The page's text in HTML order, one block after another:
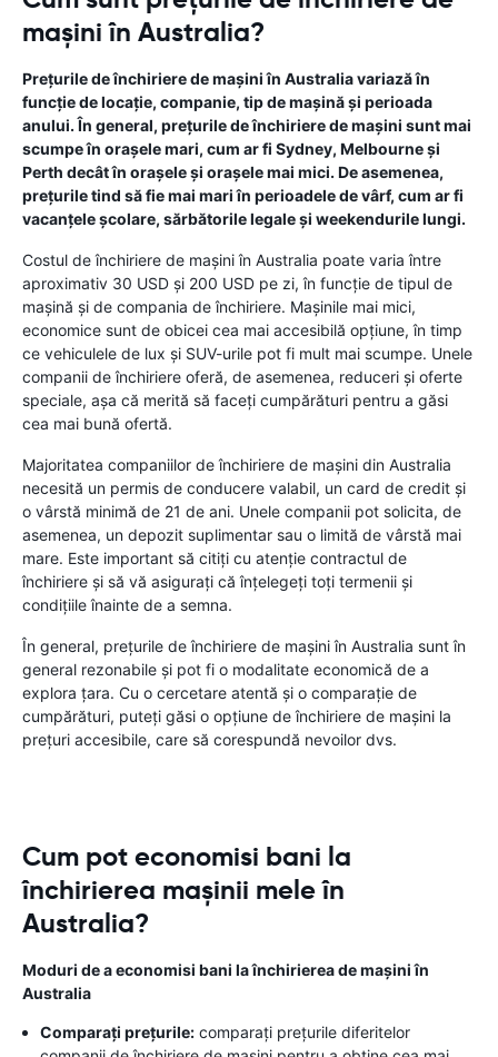
mașini în Australia?
Prețurile de închiriere de mașini în Australia variază în
funcție de locație, companie, tip de mașină și perioada
anului. În general, prețurile de închiriere de mașini sunt mai
scumpe în orașele mari, cum ar fi Sydney, Melbourne și
Perth decât în ​​orașele și orașele mai mici. De asemenea,
prețurile tind să fie mai mari în perioadele de vârf, cum ar fi
vacanțele școlare, sărbătorile legale și weekendurile lungi.
Costul de închiriere de mașini în Australia poate varia între
aproximativ 30 USD și 200 USD pe zi, în funcție de tipul de
mașină și de compania de închiriere. Mașinile mai mici,
economice sunt de obicei cea mai accesibilă opțiune, în timp
ce vehiculele de lux și SUV-urile pot fi mult mai scumpe. Unele
companii de închiriere oferă, de asemenea, reduceri și oferte
speciale, așa că merită să faceți cumpărături pentru a găsi
cea mai bună ofertă.
Majoritatea companiilor de închiriere de mașini din Australia
necesită un permis de conducere valabil, un card de credit și
o vârstă minimă de 21 de ani. Unele companii pot solicita, de
asemenea, un depozit suplimentar sau o limită de vârstă mai
mare. Este important să citiți cu atenție contractul de
închiriere și să vă asigurați că înțelegeți toți termenii și
condițiile înainte de a semna.
În general, prețurile de închiriere de mașini în Australia sunt în
general rezonabile și pot fi o modalitate economică de a
explora țara. Cu o cercetare atentă și o comparație de
cumpărături, puteți găsi o opțiune de închiriere de mașini la
prețuri accesibile, care să corespundă nevoilor dvs.
Cum pot economisi bani la
închirierea mașinii mele în
Australia?
Moduri de a economisi bani la închirierea de mașini în
Australia
Comparați prețurile: comparați prețurile diferitelor